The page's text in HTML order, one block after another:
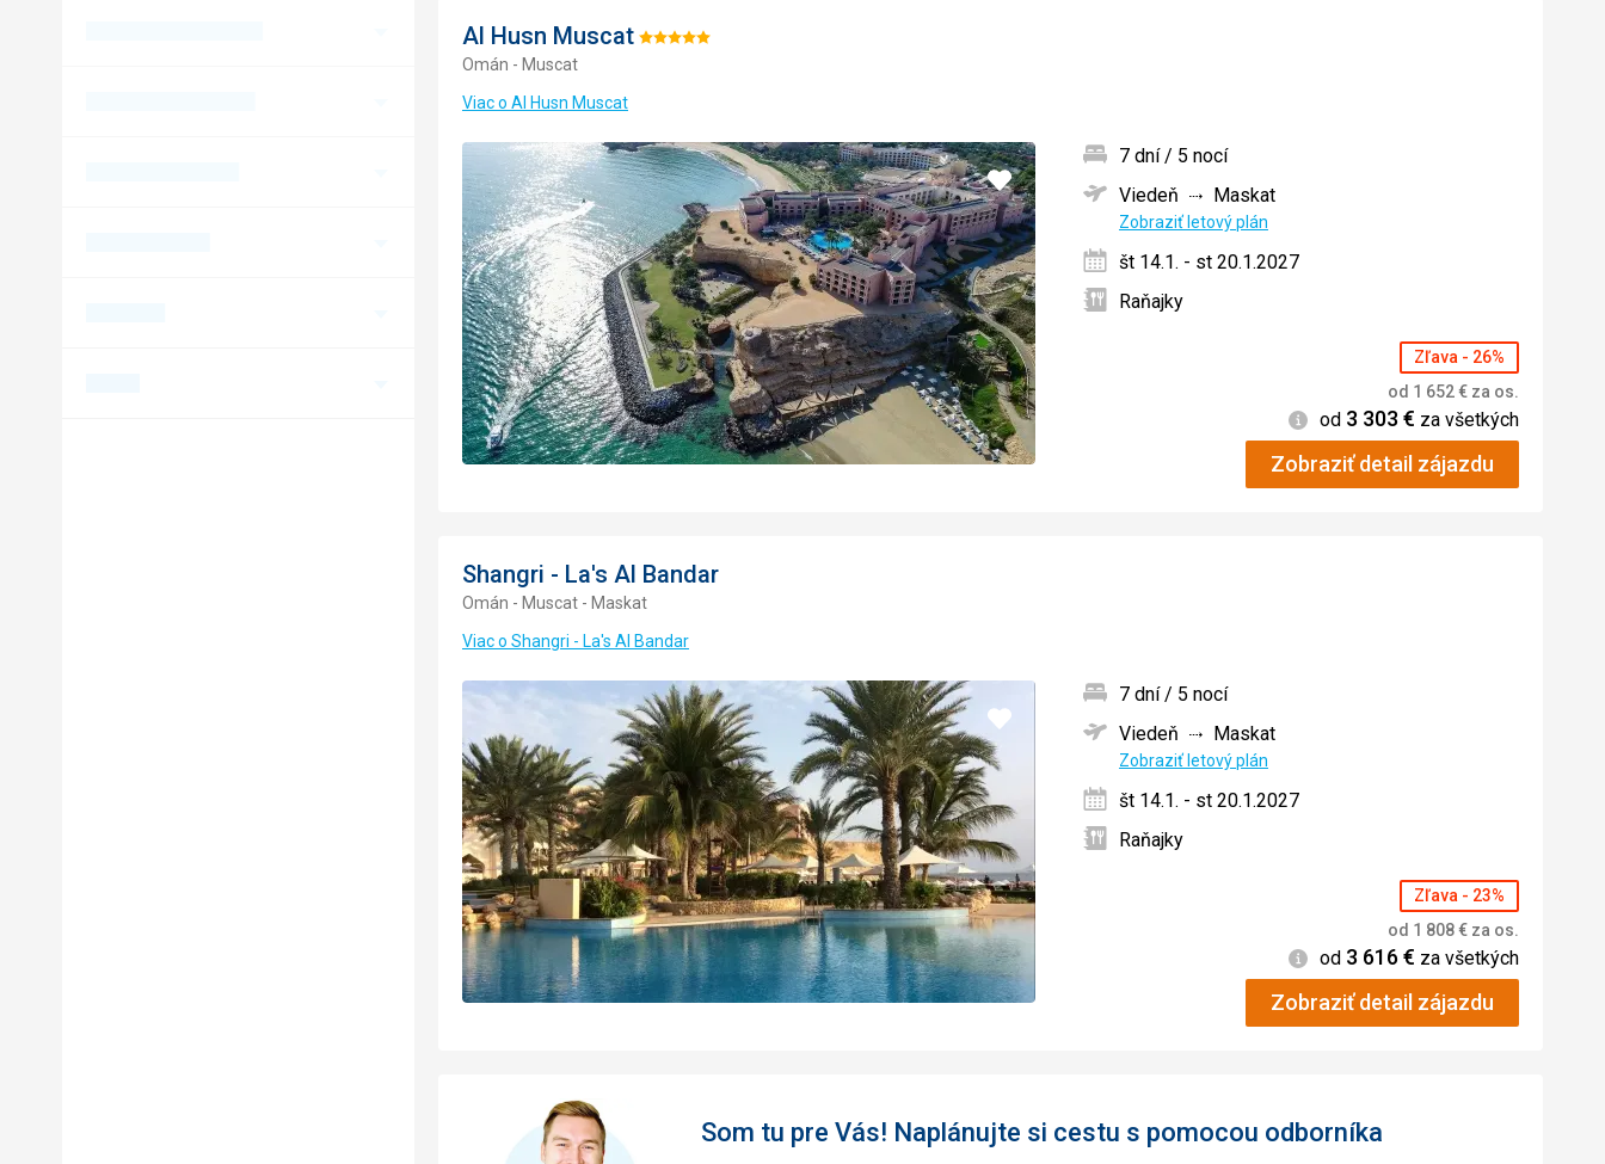
Al Husn Muscat Hodnotenie:
Omán - Muscat
Viac o Al Husn Muscat
Pridať
do
obľúbených
7 dní / 5 nocí
Viedeň
Maskat
Zobraziť letový plán
št 14.1. - st 20.1.2027
Raňajky
Zľava - 26%
od 1 652€ za os.
Informácie
od 3 303 € za všetkých
Zobraziť detail zájazdu
Shangri - La's Al Bandar
Omán - Muscat - Maskat
Viac o Shangri - La's Al Bandar
Pridať
7 dní / 5 nocí
Viedeň
Maskat
Zobraziť letový plán
št 14.1. - st 20.1.2027
Raňajky
Zľava - 23%
od 1 808€ za os.
Informácie
od 3 616€ za všetkých
Zobraziť detail zájazdu
Som tu pre Vás! Naplánujte si cestu s pomocou odborníka